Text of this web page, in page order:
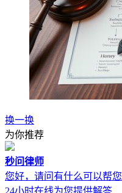
换一换
为你推荐
秒问律师
您好，请问有什么可以帮您
24小时在线为您提供解答